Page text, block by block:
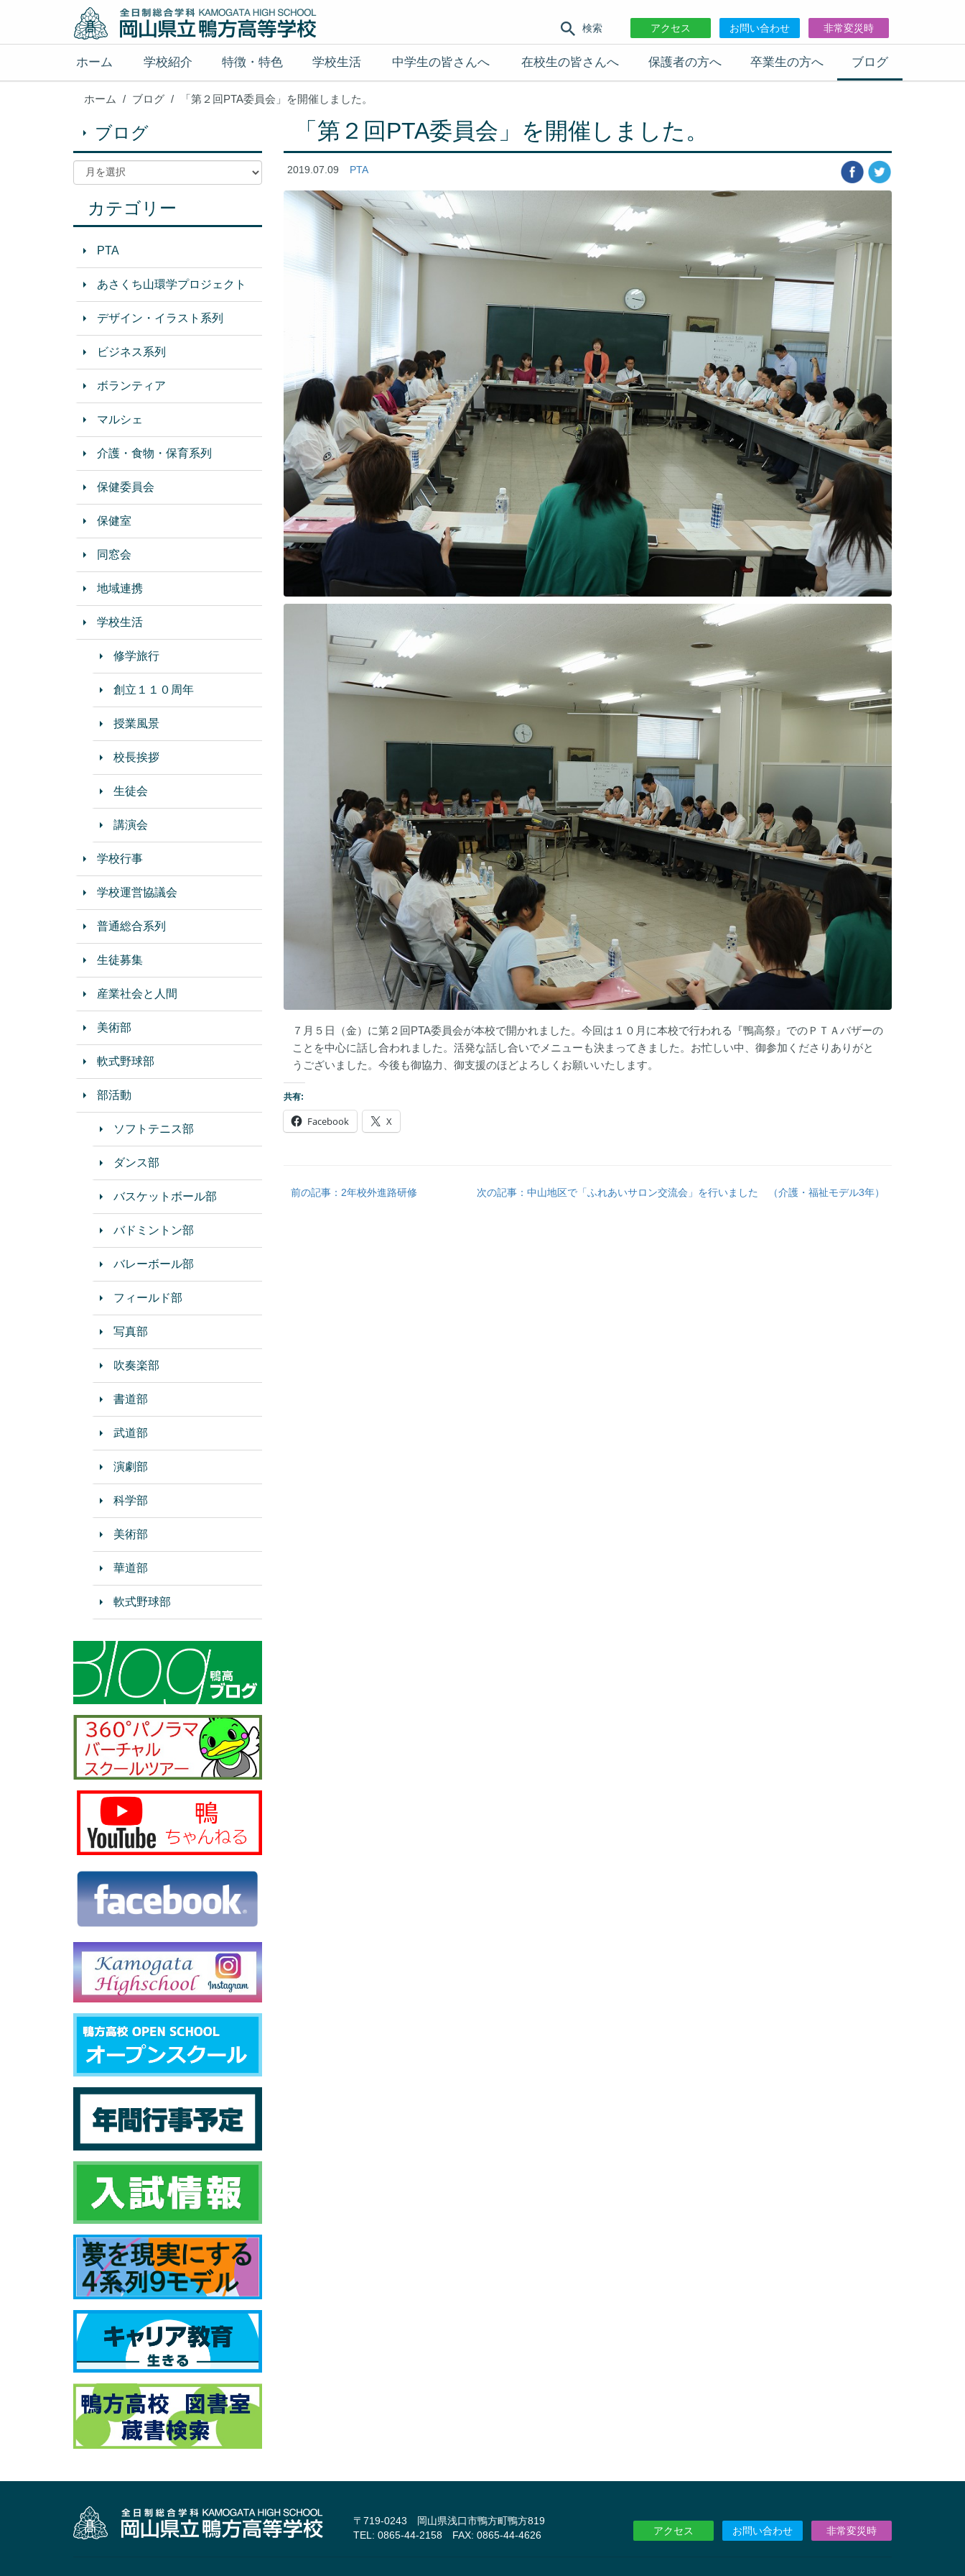
検索 アクセス お問い合わせ 非常変災時
ホーム 学校紹介 特徴・特色 学校生活 中学生の皆さんへ 在校生の皆さんへ 保護者の方へ 卒業生の方へ ブログ
ホーム ブログ 「第２回PTA委員会」を開催しました。
「第２回PTA委員会」を開催しました。
2019.07.09 PTA
７月５日（金）に第２回PTA委員会が本校で開かれました。今回は１０月に本校で行われる『鴨高祭』でのＰＴＡバザーの
ことを中心に話し合われました。活発な話し合いでメニューも決まってきました。お忙しい中、御参加くださりありがと
うございました。今後も御協力、御支援のほどよろしくお願いいたします。
共有:
Facebook X
前の記事：2年校外進路研修 次の記事：中山地区で「ふれあいサロン交流会」を行いました （介護・福祉モデル3年）
ブログ
カテゴリー
PTA
あさくち山環学プロジェクト
デザイン・イラスト系列
ビジネス系列
ボランティア
マルシェ
介護・食物・保育系列
保健委員会
保健室
同窓会
地域連携
学校生活
修学旅行
創立１１０周年
授業風景
校長挨拶
生徒会
講演会
学校行事
学校運営協議会
普通総合系列
生徒募集
産業社会と人間
美術部
軟式野球部
部活動
ソフトテニス部
ダンス部
バスケットボール部
バドミントン部
バレーボール部
フィールド部
写真部
吹奏楽部
書道部
武道部
演劇部
科学部
美術部
華道部
軟式野球部
〒719-0243 岡山県浅口市鴨方町鴨方819
TEL: 0865-44-2158 FAX: 0865-44-4626
アクセス お問い合わせ 非常変災時